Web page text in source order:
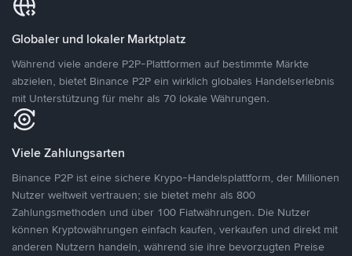
Globaler und lokaler Marktplatz
Während viele andere P2P-Plattformen auf bestimmte Märkte
abzielen, bietet Binance P2P ein wirklich globales Handelserlebnis
mit Unterstützung für mehr als 70 lokale Währungen.
Viele Zahlungsarten
Binance P2P ist eine sichere Krypo-Handelsplattform, der Millionen
Nutzer weltweit vertrauen; sie bietet mehr als 800
Zahlungsmethoden und über 100 Fiatwährungen. Die Nutzer
können Kryptowährungen einfach kaufen, verkaufen und direkt mit
anderen Nutzern handeln, während sie ihre bevorzugten Preise